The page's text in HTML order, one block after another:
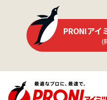
PRONIアイ
(